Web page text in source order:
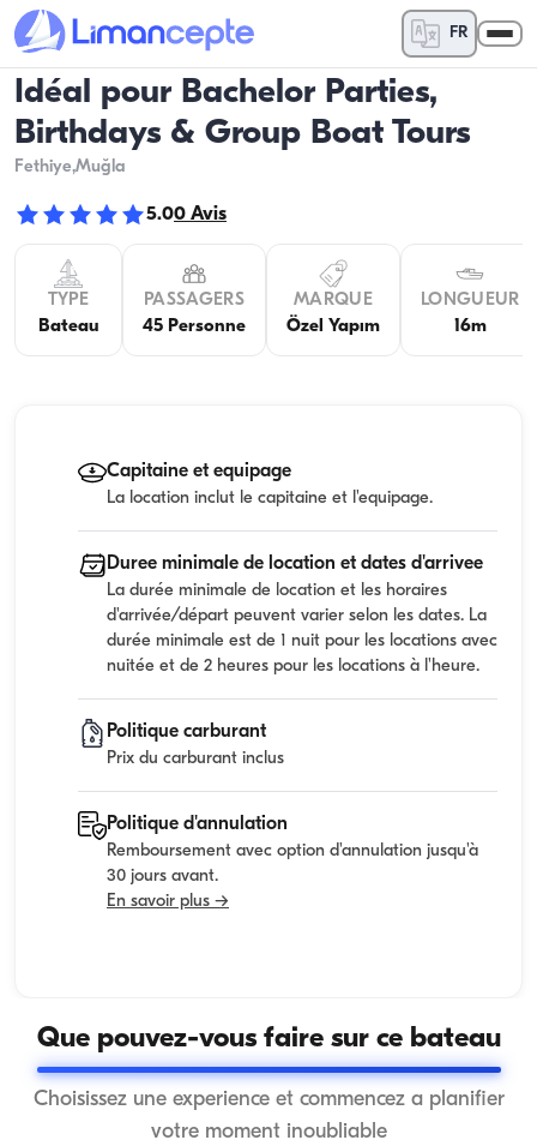
FR
Idéal pour Bachelor Parties,
Birthdays & Group Boat Tours
Fethiye,Muğla
5.00 Avis
TYPE
Bateau
PASSAGERS
45 Personne
MARQUE
Özel Yapım
LONGUEUR
16m
Capitaine et equipage
La location inclut le capitaine et l'equipage.
Duree minimale de location et dates d'arrivee
La durée minimale de location et les horaires
d'arrivée/départ peuvent varier selon les dates. La
durée minimale est de 1 nuit pour les locations avec
nuitée et de 2 heures pour les locations à l'heure.
Politique carburant
Prix du carburant inclus
Politique d'annulation
Remboursement avec option d'annulation jusqu'à
30 jours avant.
En savoir plus →
Que pouvez-vous faire sur ce bateau
Choisissez une experience et commencez a planifier
votre moment inoubliable